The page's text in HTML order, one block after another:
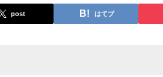
post はてブ